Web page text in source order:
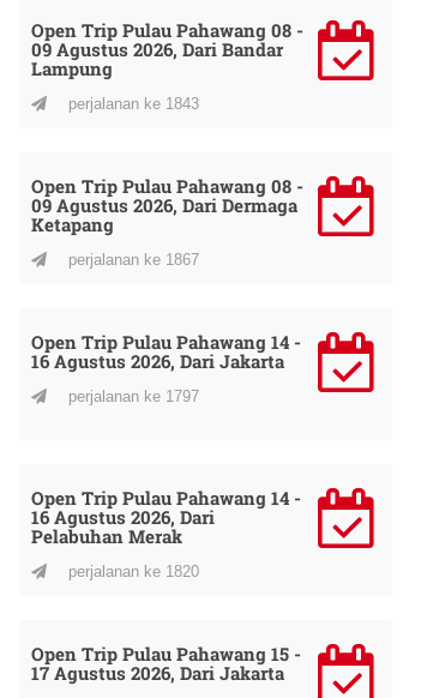
Open Trip Pulau Pahawang 08 -
09 Agustus 2026, Dari Bandar
Lampung
perjalanan ke 1843
Open Trip Pulau Pahawang 08 -
09 Agustus 2026, Dari Dermaga
Ketapang
perjalanan ke 1867
Open Trip Pulau Pahawang 14 -
16 Agustus 2026, Dari Jakarta
perjalanan ke 1797
Open Trip Pulau Pahawang 14 -
16 Agustus 2026, Dari
Pelabuhan Merak
perjalanan ke 1820
Open Trip Pulau Pahawang 15 -
17 Agustus 2026, Dari Jakarta